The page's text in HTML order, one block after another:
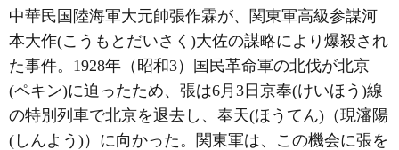
中華民国陸海軍大元帥張作霖が、関東軍高級参謀河
本大作(こうもとだいさく)大佐の謀略により爆殺され
た事件。1928年（昭和3）国民革命軍の北伐が北京
(ペキン)に迫ったため、張は6月3日京奉(けいほう)線
の特別列車で北京を退去し、奉天(ほうてん)（現瀋陽
(しんよう)）に向かった。関東軍は、この機会に張を